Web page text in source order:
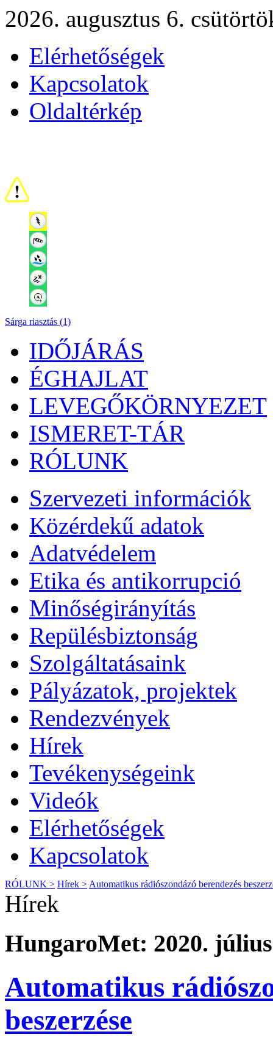
2026. augusztus 6.
Elérhetőségek
Kapcsolatok
Oldaltérkép
Sárga riasztás (1)
IDŐJÁRÁS
ÉGHAJLAT
LEVEGŐKÖRNYEZET
ISMERET-TÁR
RÓLUNK
Szervezeti információk
Közérdekű adatok
Adatvédelem
Etika és antikorrupció
Minőségirányítás
Repülésbiztonság
Szolgáltatásaink
Pályázatok, projektek
Rendezvények
Hírek
Tevékenységeink
Videók
Elérhetőségek
Kapcsolatok
RÓLUNK > Hírek > Automatikus rádiószondázó berendezés
Hírek
HungaroMet: 2020.
Automatikus
beszerzése